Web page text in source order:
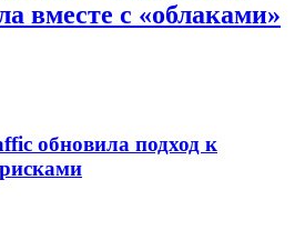
вместе с «облаками»
обновила подход к